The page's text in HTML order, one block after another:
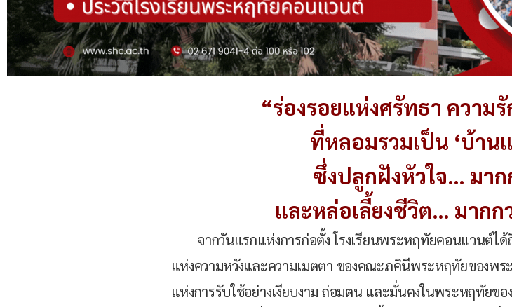
“ร่องรอยแห่งศรัทธา ความ
ที่หลอมรวมเป็น ‘บ้านแ
ซึ่งปลูกฝังหัวใจ… มา
และหล่อเลี้ยงชีวิต… มากก
จากวันแรกแห่งการก่อตั้ง โรงเรียนพระหฤทัยคอนแวนต์ได้
แห่งความหวังและความเมตตา ของคณะภคินีพระหฤทัยของพ
แห่งการรับใช้อย่างเงียบงาม ถ่อมตน และมั่นคงในพระหฤทัยขอ